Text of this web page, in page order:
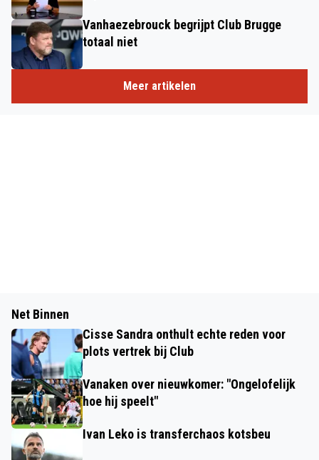
Vanhaezebrouck begrijpt Club Brugge
totaal niet
Meer artikelen
Net Binnen
Cisse Sandra onthult echte reden voor
plots vertrek bij Club
Vanaken over nieuwkomer: "Ongelofelijk
hoe hij speelt"
Ivan Leko is transferchaos kotsbeu